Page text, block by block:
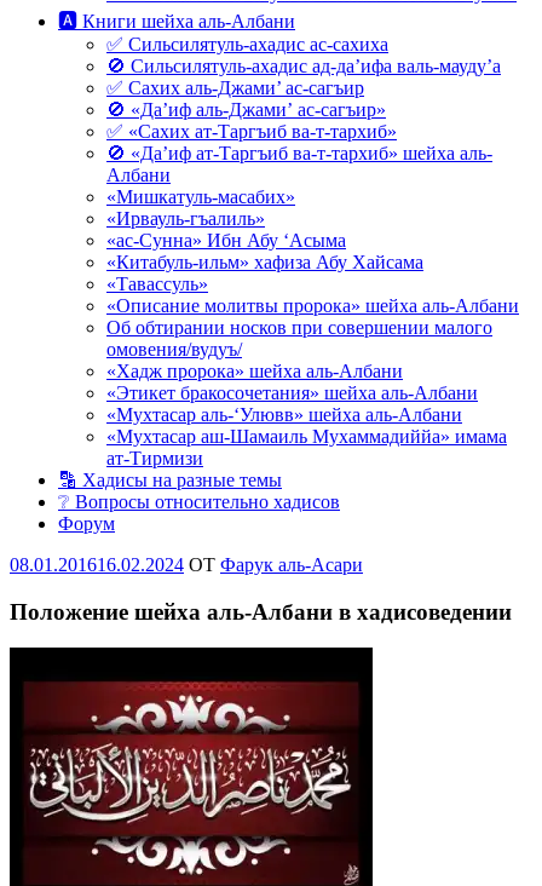
🅰 Книги шейха аль-Албани
✅ Сильсилятуль-ахадис ас-сахиха
🚫 Сильсилятуль-ахадис ад-да’ифа валь-мауду’а
✅ Сахих аль-Джами’ ас-сагъир
🚫 «Да’иф аль-Джами’ ас-сагъир»
✅ «Сахих ат-Таргъиб ва-т-тархиб»
🚫 «Да’иф ат-Таргъиб ва-т-тархиб» шейха аль-
Албани
«Мишкатуль-масабих»
«Ирвауль-гъалиль»
«ас-Сунна» Ибн Абу ‘Асыма
«Китабуль-ильм» хафиза Абу Хайсама
«Тавассуль»
«Описание молитвы пророка» шейха аль-Албани
Об обтирании носков при совершении малого
омовения/вудуъ/
«Хадж пророка» шейха аль-Албани
«Этикет бракосочетания» шейха аль-Албани
«Мухтасар аль-‘Улювв» шейха аль-Албани
«Мухтасар аш-Шамаиль Мухаммадиййа» имама
ат-Тирмизи
🔡 Хадисы на разные темы
❔ Вопросы относительно хадисов
Форум
Опубликовано
08.01.201616.02.2024 OT Фарук аль-Асари
Положение шейха аль-Албани в хадисоведении